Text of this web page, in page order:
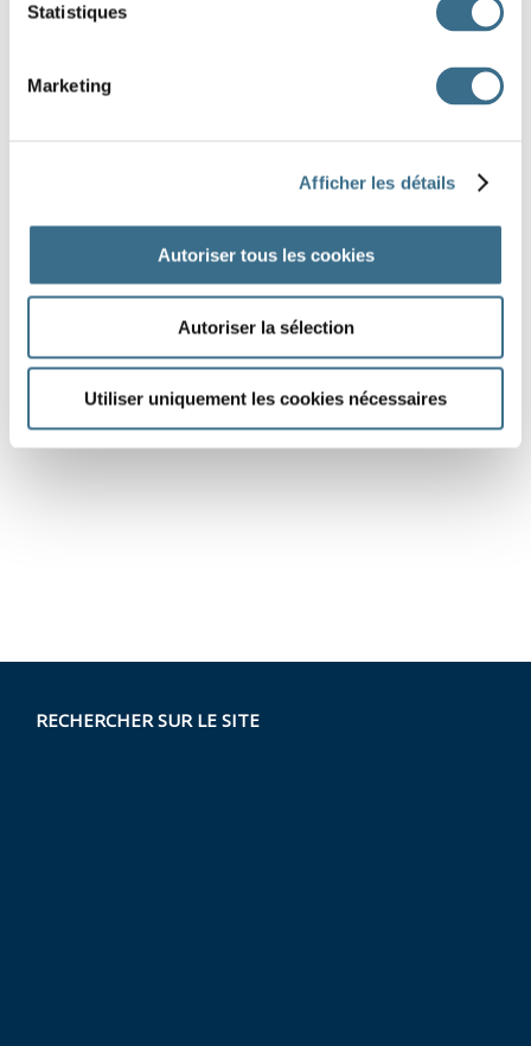
Statistiques
Marketing
Afficher les détails
Autoriser tous les cookies
Autoriser la sélection
Utiliser uniquement les cookies nécessaires
RECHERCHER SUR LE SITE